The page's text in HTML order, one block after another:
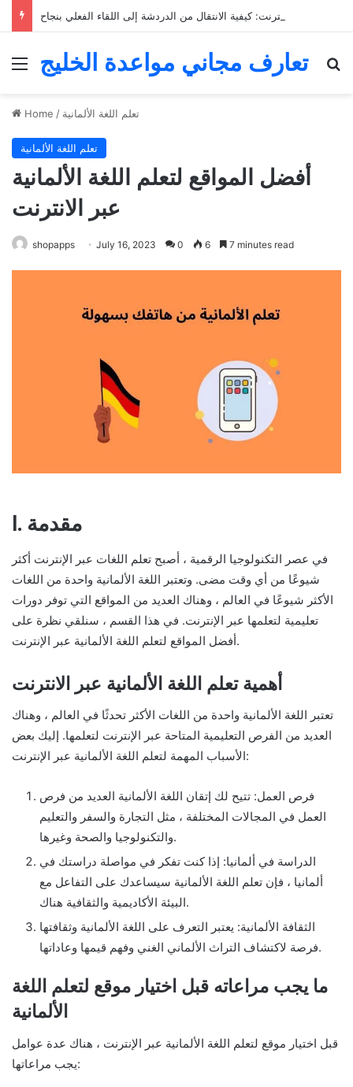
Menu
تعارف مجاني مواعدة الخليج
Home / تعلم اللغة الألمانية
تعلم اللغة الألمانية
أفضل المواقع لتعلم اللغة الألمانية
عبر الانترنت
shopapps July 16, 2023 0 6 7 minutes read
I. مقدمة
في عصر التكنولوجيا الرقمية ، أصبح تعلم اللغات عبر الإنترنت أكثر
شيوعًا من أي وقت مضى. وتعتبر اللغة الألمانية واحدة من اللغات
الأكثر شيوعًا في العالم ، وهناك العديد من المواقع التي توفر دورات
تعليمية لتعلمها عبر الإنترنت. في هذا القسم ، سنلقي نظرة على
أفضل المواقع لتعلم اللغة الألمانية عبر الإنترنت.
أهمية تعلم اللغة الألمانية عبر الانترنت
تعتبر اللغة الألمانية واحدة من اللغات الأكثر تحدثًا في العالم ، وهناك
العديد من الفرص التعليمية المتاحة عبر الإنترنت لتعلمها. إليك بعض
الأسباب المهمة لتعلم اللغة الألمانية عبر الإنترنت:
فرص العمل: تتيح لك إتقان اللغة الألمانية العديد من فرص
العمل في المجالات المختلفة ، مثل التجارة والسفر والتعليم
والتكنولوجيا والصحة وغيرها.
الدراسة في ألمانيا: إذا كنت تفكر في مواصلة دراستك في
ألمانيا ، فإن تعلم اللغة الألمانية سيساعدك على التفاعل مع
البيئة الأكاديمية والثقافية هناك.
الثقافة الألمانية: يعتبر التعرف على اللغة الألمانية وثقافتها
فرصة لاكتشاف التراث الألماني الغني وفهم قيمها وعاداتها.
ما يجب مراعاته قبل اختيار موقع لتعلم اللغة
الألمانية
قبل اختيار موقع لتعلم اللغة الألمانية عبر الإنترنت ، هناك عدة عوامل
يجب مراعاتها: